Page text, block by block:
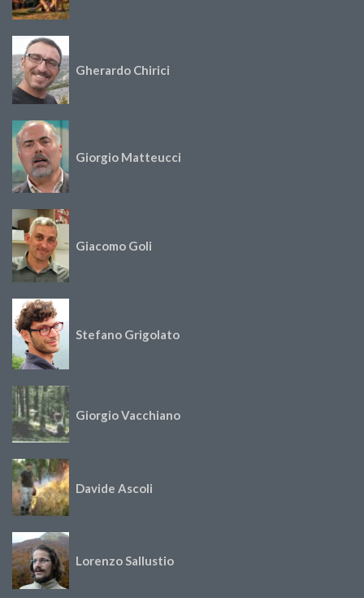
Gherardo Chirici
Giorgio Matteucci
Giacomo Goli
Stefano Grigolato
Giorgio Vacchiano
Davide Ascoli
Lorenzo Sallustio